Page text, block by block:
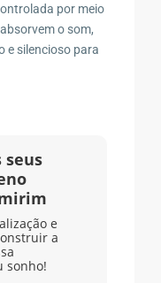
por meio
o som,
e silencioso para
seus
e
a
sonho!